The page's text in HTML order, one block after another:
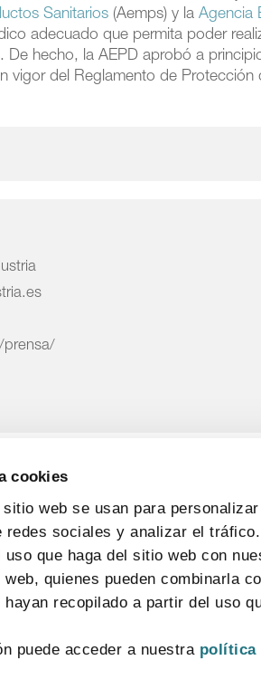
cookies
web se usan para
redes sociales y analizar el
que haga del sitio web con
quienes pueden combinarla
hayan recopilado a partir del uso
puede acceder a nuestra política
Sanitarios (Aemps) y laAgencia
adecuado que permita poder
hecho, la AEPD aprobó a
vigor del Reglamento de
prensa/